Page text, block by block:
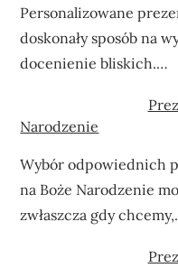
Personalizowane
doskonały sposób na
docenienie bliskich.…
Narodzenie
Wybór odpowiednich
na Boże Narodzenie
zwłaszcza gdy